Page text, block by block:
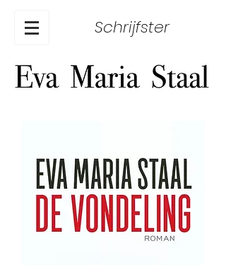
Schrijfster